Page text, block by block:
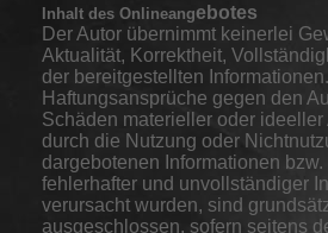
Inhalt des Onlineangebotes
Der Autor übernimmt keinerlei
Aktualität, Korrektheit,
der bereitgestellten Informationen.
Haftungsansprüche gegen den
Schäden materieller oder ideeller
durch die Nutzung oder
dargebotenen Informationen
fehlerhafter und unvollständiger
verursacht wurden, sind
ausgeschlossen, sofern seitens